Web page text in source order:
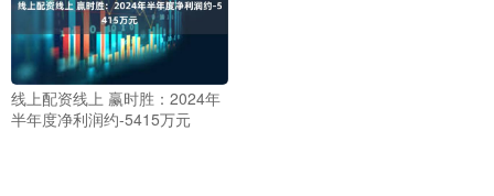
线上配资线上 赢时胜：2024年
半年度净利润约-5415万元